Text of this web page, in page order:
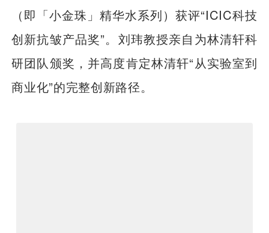
（即「小金珠」精华水系列）获评“ICIC科技
创新抗皱产品奖”。刘玮教授亲自为林清轩科
研团队颁奖，并高度肯定林清轩“从实验室到
商业化”的完整创新路径。